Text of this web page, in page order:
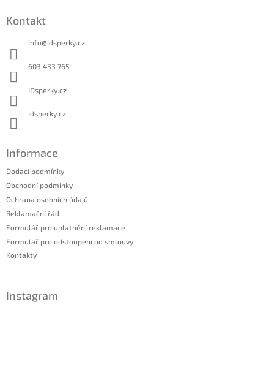
Kontakt
info@idsperky.cz
603 433 765
IDsperky.cz
idsperky.cz
Informace
Dodací podmínky
Obchodní podmínky
Ochrana osobních údajů
Reklamační řád
Formulář pro uplatnění reklamace
Formulář pro odstoupení od smlouvy
Kontakty
Instagram